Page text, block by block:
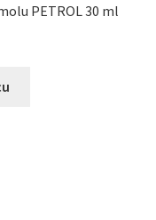
PETROL 30 ml